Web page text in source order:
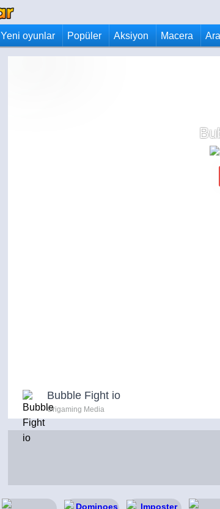
Yeni oyunlar Popüler Aksiyon Macera
Bubble Fight io
Origaming Media